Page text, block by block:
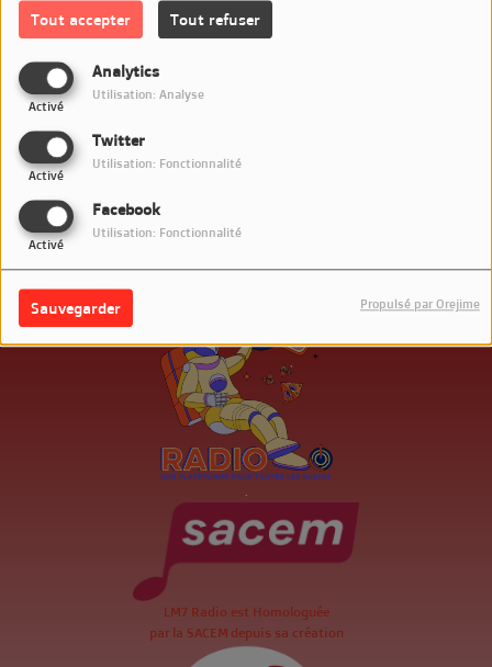
Tout accepter Tout refuser
Analytics
Activé
Utilisation: Analyse
Twitter
Activé
Utilisation: Fonctionnalité
Facebook
Activé
Utilisation: Fonctionnalité
Sauvegarder Propulsé par Orejime
DANIELLE
.
LM7 Radio est Homologuée
par la SACEM depuis sa création